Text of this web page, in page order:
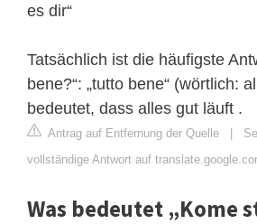
es dir“
Tatsächlich ist die häufigste
bene?“: „tutto bene“ (wörtlich:
bedeutet, dass alles gut läuft .
Antrag auf Entfernung der Quelle |
vollständige Antwort auf
Was bedeutet „Kome